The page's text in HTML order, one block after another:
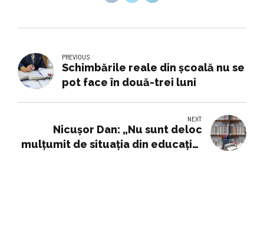
PREVIOUS
Schimbările reale din şcoală nu se
pot face în două-trei luni
NEXT
Nicuşor Dan: „Nu sunt deloc
mulţumit de situaţia din educaţie.